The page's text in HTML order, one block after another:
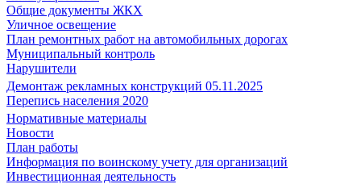
Общие документы ЖКХ
Уличное освещение
План ремонтных работ на автомобильных дорогах
Муниципальный контроль
Нарушители
Демонтаж рекламных конструкций 05.11.2025
Перепись населения 2020
Нормативные материалы
Новости
План работы
Информация по воинскому учету для организаций
Инвестиционная деятельность